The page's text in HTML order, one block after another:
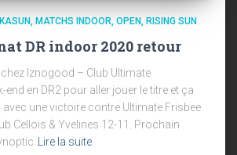
KASUN MATCHS INDOOR OPEN RISING SUN
DR indoor 2020 retour
chez Iznogood – Club Ultimate
end en DR2 pour aller jouer le titre et ça
une victoire contre Ultimate Frisbee
Cellois & Yvelines 12-11. Prochain
Lire la suite